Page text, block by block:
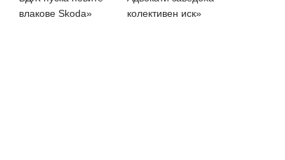
влакове Skoda»
колективен иск»